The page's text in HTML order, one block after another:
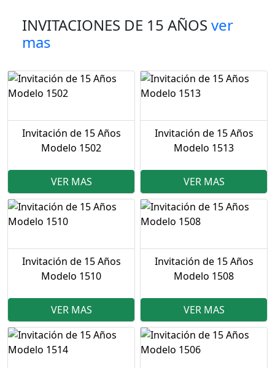
INVITACIONES DE 15 AÑOS ver
mas
Invitación de 15 Años
Modelo 1502
VER MAS
Invitación de 15 Años
Modelo 1513
VER MAS
Invitación de 15 Años
Modelo 1510
VER MAS
Invitación de 15 Años
Modelo 1508
VER MAS